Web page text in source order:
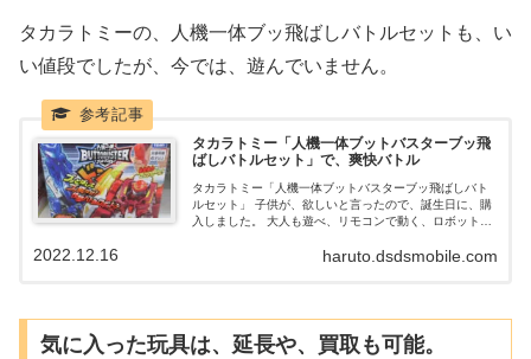
タカラトミーの、人機一体ブッ飛ばしバトルセットも、い
い値段でしたが、今では、遊んでいません。
タカラトミー「人機一体ブットバスターブッ飛
ばしバトルセット」で、爽快バトル
タカラトミー「人機一体ブットバスターブッ飛ばしバト
ルセット」 子供が、欲しいと言ったので、誕生日に、購
入しました。 大人も遊べ、リモコンで動く、ロボットバ
haruto.dsdsmobile.com
2022.12.16
気に入った玩具は、延長や、買取も可能。